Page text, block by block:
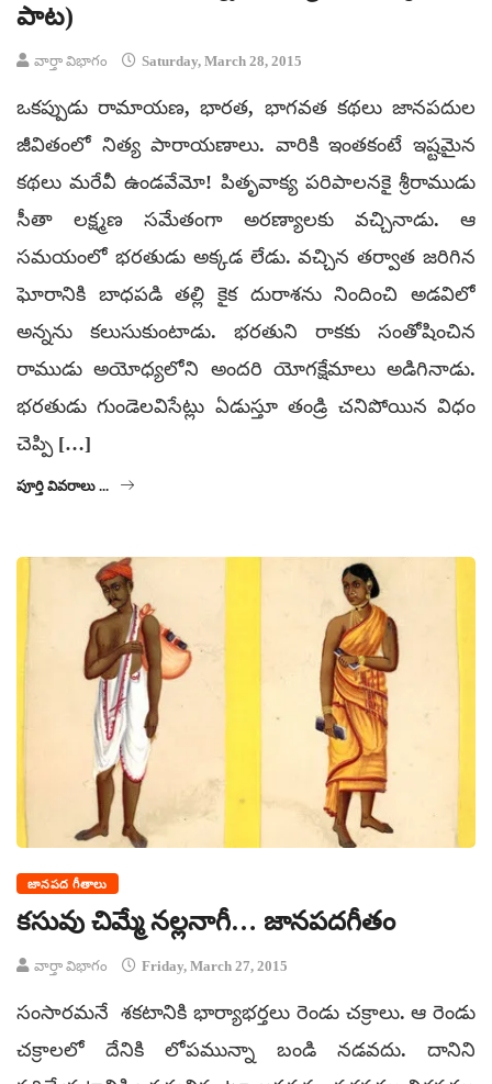
పాట)
వార్తా విభాగం Saturday, March 28, 2015
ఒకప్పుడు రామాయణ, భారత, భాగవత కథలు జానపదుల
జీవితంలో నిత్య పారాయణాలు. వారికి ఇంతకంటే ఇష్టమైన
కథలు మరేవీ ఉండవేమో! పితృవాక్య పరిపాలనకై శ్రీరాముడు
సీతా లక్ష్మణ సమేతంగా అరణ్యాలకు వచ్చినాడు. ఆ
సమయంలో భరతుడు అక్కడ లేడు. వచ్చిన తర్వాత జరిగిన
ఘోరానికి బాధపడి తల్లి కైక దురాశను నిందించి అడవిలో
అన్నను కలుసుకుంటాడు. భరతుని రాకకు సంతోషించిన
రాముడు అయోధ్యలోని అందరి యోగక్షేమాలు అడిగినాడు.
భరతుడు గుండెలవిసేట్లు ఏడుస్తూ తండ్రి చనిపోయిన విధం
చెప్పి […]
పూర్తి వివరాలు ...
జానపద గీతాలు
కసువు చిమ్మే నల్లనాగీ… జానపదగీతం
వార్తా విభాగం Friday, March 27, 2015
సంసారమనే శకటానికి భార్యాభర్తలు రెండు చక్రాలు. ఆ రెండు
చక్రాలలో దేనికి లోపమున్నా బండి నడవదు. దానిని